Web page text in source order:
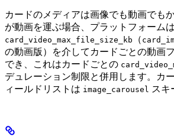
カードのメディアは画像でも動画でも
が動画を運ぶ場合、プラットフォームは
card_video_max_file_size_kb （
の動画版）を介してカードごとの動画
でき、これはカードごとの
デュレーション制限と併用します。カ
ィールドリストは image_carousel スキ